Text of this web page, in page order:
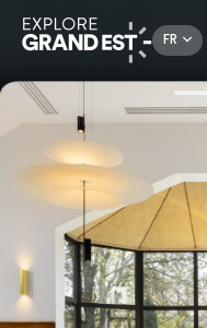
FR
Gastronomique